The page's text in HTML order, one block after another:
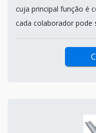
cuja principal função é
cada colaborador pode